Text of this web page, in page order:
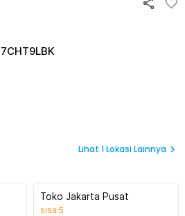
7CHT9LBK
Lihat 1Lokasi Lainnya
Toko Jakarta Pusat
sisa 5